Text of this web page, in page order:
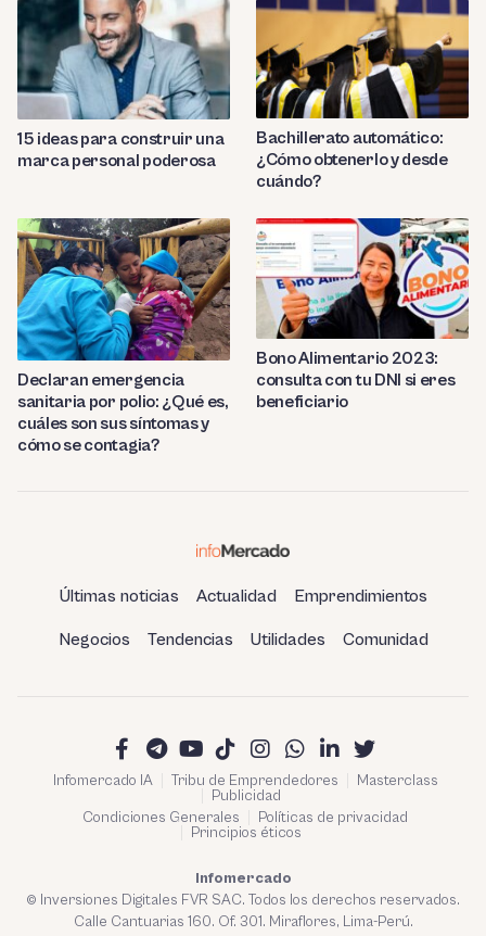
15 ideas para construir una
marca personal poderosa
Bachillerato automático:
¿Cómo obtenerlo y desde
cuándo?
Declaran emergencia
sanitaria por polio: ¿Qué es,
cuáles son sus síntomas y
cómo se contagia?
Bono Alimentario 2023:
consulta con tu DNI si eres
beneficiario
Últimas noticias Actualidad Emprendimientos
Negocios Tendencias Utilidades Comunidad
Infomercado IA Tribu de Emprendedores
Masterclass
Publicidad
Condiciones Generales
Políticas de privacidad
Principios éticos
Infomercado
© Inversiones Digitales FVR SAC. Todos los derechos reservados.
Calle Cantuarias 160. Of. 301. Miraflores, Lima-Perú.